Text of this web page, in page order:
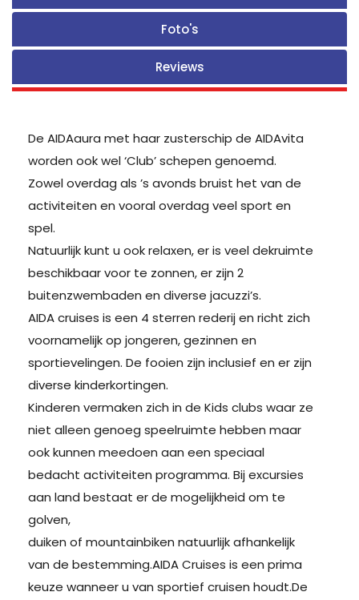
Foto's
Reviews
De AIDAaura met haar zusterschip de AIDAvita
worden ook wel ‘Club’ schepen genoemd.
Zowel overdag als ’s avonds bruist het van de
activiteiten en vooral overdag veel sport en
spel.
Natuurlijk kunt u ook relaxen, er is veel dekruimte
beschikbaar voor te zonnen, er zijn 2
buitenzwembaden en diverse jacuzzi’s.
AIDA cruises is een 4 sterren rederij en richt zich
voornamelijk op jongeren, gezinnen en
sportievelingen. De fooien zijn inclusief en er zijn
diverse kinderkortingen.
Kinderen vermaken zich in de Kids clubs waar ze
niet alleen genoeg speelruimte hebben maar
ook kunnen meedoen aan een speciaal
bedacht activiteiten programma. Bij excursies
aan land bestaat er de mogelijkheid om te
golven,
duiken of mountainbiken natuurlijk afhankelijk
van de bestemming.AIDA Cruises is een prima
keuze wanneer u van sportief cruisen houdt.De